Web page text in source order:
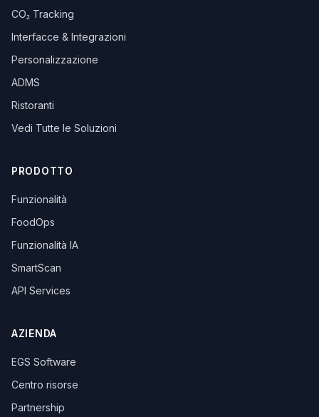
CO₂ Tracking
Interfacce & Integrazioni
Personalizzazione
ADMS
Ristoranti
Vedi Tutte le Soluzioni
PRODOTTO
Funzionalità
FoodOps
Funzionalità IA
SmartScan
API Services
AZIENDA
EGS Software
Centro risorse
Partnership